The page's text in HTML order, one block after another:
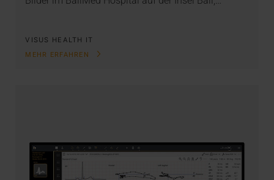
VISUS HEALTH IT
MEHR ERFAHREN